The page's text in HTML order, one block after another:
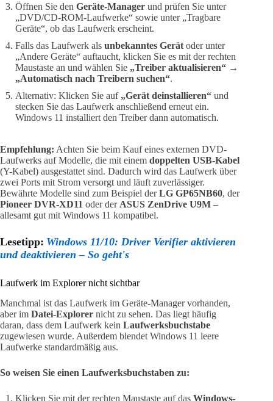
Öffnen Sie den Geräte-Manager und prüfen Sie unter
„DVD/CD-ROM-Laufwerke“ sowie unter „Tragbare
Geräte“, ob das Laufwerk erscheint.
Falls das Laufwerk als unbekanntes Gerät oder unter
„Andere Geräte“ auftaucht, klicken Sie es mit der rechten
Maustaste an und wählen Sie „Treiber aktualisieren“ →
„Automatisch nach Treibern suchen“.
Alternativ: Klicken Sie auf „Gerät deinstallieren“ und
stecken Sie das Laufwerk anschließend erneut ein.
Windows 11 installiert den Treiber dann automatisch.
Empfehlung: Achten Sie beim Kauf eines externen DVD-
Laufwerks auf Modelle, die mit einem doppelten USB-Kabel
(Y-Kabel) ausgestattet sind. Dadurch wird das Laufwerk über
zwei Ports mit Strom versorgt und läuft zuverlässiger.
Bewährte Modelle sind zum Beispiel derLG GP65NB60, der
Pioneer DVR-XD11 oder der ASUS ZenDrive U9M –
allesamt gut mit Windows 11 kompatibel.
Lesetipp: Windows 11/10: Driver Verifier aktivieren
und deaktivieren – So geht's
Laufwerk im Explorer nicht sichtbar
Manchmal ist das Laufwerk im Geräte-Manager vorhanden,
aber im Datei-Explorer nicht zu sehen. Das liegt häufig
daran, dass dem Laufwerk kein Laufwerksbuchstabe
zugewiesen wurde. Außerdem blendet Windows 11 leere
Laufwerke standardmäßig aus.
So weisen Sie einen Laufwerksbuchstaben zu:
Klicken Sie mit der rechten Maustaste auf das Windows-